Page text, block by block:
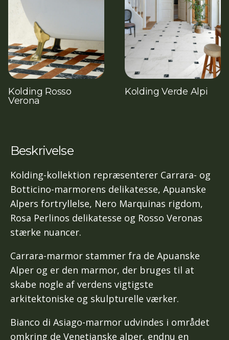
Kolding Rosso
Verona
Kolding Verde Alpi
Beskrivelse
Kolding-kollektion repræsenterer Carrara- og
Botticino-marmorens delikatesse, Apuanske
Alpers fortryllelse, Nero Marquinas rigdom,
Rosa Perlinos delikatesse og Rosso Veronas
stærke nuancer.
Carrara-marmor stammer fra de Apuanske
Alper og er den marmor, der bruges til at
skabe nogle af verdens vigtigste
arkitektoniske og skulpturelle værker.
Bianco di Asiago-marmor udvindes i området
omkring de Venetianske alper, endnu en